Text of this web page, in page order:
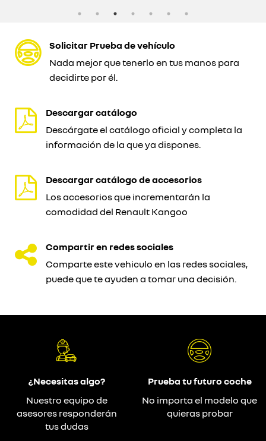
Solicitar Prueba de vehículo
Nada mejor que tenerlo en tus manos para
decidirte por él.
Descargar catálogo
Descárgate el catálogo oficial y completa la
información de la que ya dispones.
Descargar catálogo de accesorios
Los accesorios que incrementarán la
comodidad del Renault Kangoo
Compartir en redes sociales
Comparte este vehiculo en las redes sociales,
puede que te ayuden a tomar una decisión.
¿Necesitas algo?
Nuestro equipo de
asesores responderán
tus dudas
Prueba tu futuro coche
No importa el modelo que
quieras probar